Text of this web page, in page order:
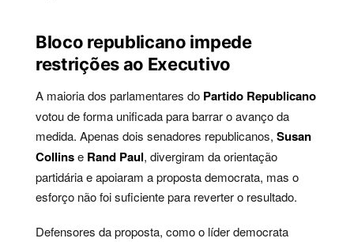
Bloco republicano impede
restrições ao Executivo
A maioria dos parlamentares do Partido Republicano
votou de forma unificada para barrar o avanço da
medida. Apenas dois senadores republicanos, Susan
Collinse Rand Paul, divergiram da orientação
partidária e apoiaram a proposta democrata, mas o
esforço não foi suficiente para reverter o resultado.
Defensores da proposta, como o líder democrata